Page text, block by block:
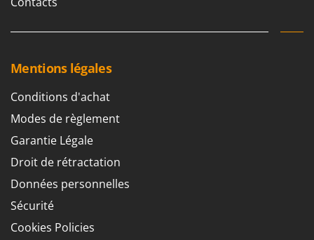
Mentions légales
Conditions d'achat
Modes de règlement
Garantie Légale
Droit de rétractation
Données personnelles
Sécurité
Cookies Policies